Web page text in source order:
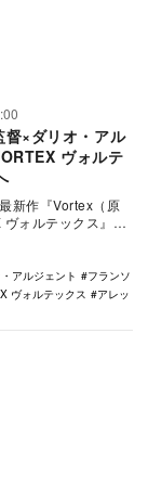
督×ダリオ・アル
ヴォルテ
新作『Vortex（原
ォルテックス』の
開されることが決…
アルジェント
フランソ
ヴォルテックス
アレッ